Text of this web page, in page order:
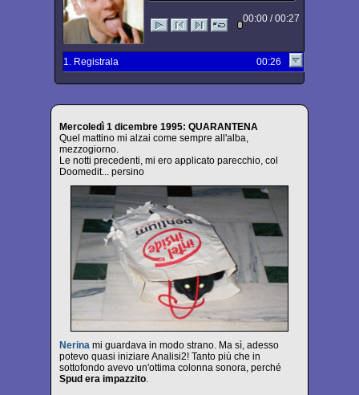
00:00 / 00:27
1. Registrala 00:26
Mercoledì 1 dicembre 1995: QUARANTENA
Quel mattino mi alzai come sempre all'alba,
mezzogiorno.
Le notti precedenti, mi ero applicato parecchio, col
Doomedit... persino
Nerina mi guardava in modo strano. Ma sì, adesso
potevo quasi iniziare Analisi2! Tanto più che in
sottofondo avevo un'ottima colonna sonora, perché
Spud era impazzito.